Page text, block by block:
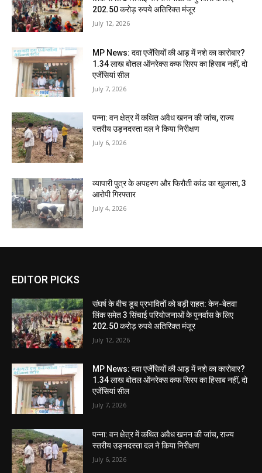
202.50 करोड़ रुपये अतिरिक्त मंजूर
July 12, 2026
MP News: दवा एजेंसियों की आड़ में नशे का कारोबार?
1.34 लाख बोतल ऑनरेक्स कफ सिरप का हिसाब नहीं, दो
एजेंसियां सील
July 7, 2026
पन्ना: वन क्षेत्र में कथित अवैध खनन की जांच, राज्य
स्तरीय उड़नदस्ता दल ने किया निरीक्षण
July 6, 2026
व्यापारी पुत्र के अपहरण और फिरौती कांड का खुलासा, 3
आरोपी गिरफ्तार
July 4, 2026
EDITOR PICKS
संघर्ष के बीच डूब प्रभावितों को बड़ी राहत: केन-बेतवा
लिंक समेत 3 सिंचाई परियोजनाओं के पुनर्वास के लिए
202.50 करोड़ रुपये अतिरिक्त मंजूर
July 12, 2026
MP News: दवा एजेंसियों की आड़ में नशे का कारोबार?
1.34 लाख बोतल ऑनरेक्स कफ सिरप का हिसाब नहीं, दो
एजेंसियां सील
July 7, 2026
पन्ना: वन क्षेत्र में कथित अवैध खनन की जांच, राज्य
स्तरीय उड़नदस्ता दल ने किया निरीक्षण
July 6, 2026